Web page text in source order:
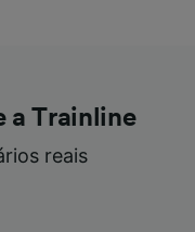
a Trainline
reais